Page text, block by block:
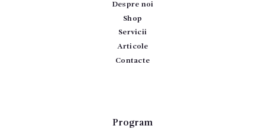
Despre noi
Shop
Servicii
Articole
Contacte
Program